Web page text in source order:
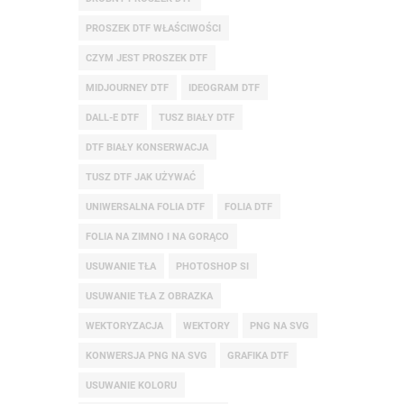
PROSZEK DTF WŁAŚCIWOŚCI
CZYM JEST PROSZEK DTF
MIDJOURNEY DTF IDEOGRAM DTF
DALL-E DTF TUSZ BIAŁY DTF
DTF BIAŁY KONSERWACJA
TUSZ DTF JAK UŻYWAĆ
UNIWERSALNA FOLIA DTF FOLIA DTF
FOLIA NA ZIMNO I NA GORĄCO
USUWANIE TŁA PHOTOSHOP SI
USUWANIE TŁA Z OBRAZKA
WEKTORYZACJA WEKTORY PNG NA SVG
KONWERSJA PNG NA SVG GRAFIKA DTF
USUWANIE KOLORU